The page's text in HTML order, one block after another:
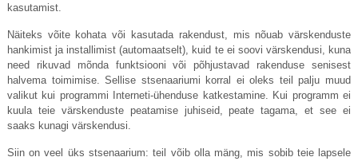
kasutamist.
Näiteks võite kohata või kasutada rakendust, mis nõuab värskenduste
hankimist ja installimist (automaatselt), kuid te ei soovi värskendusi, kuna
need rikuvad mõnda funktsiooni või põhjustavad rakenduse senisest
halvema toimimise. Sellise stsenaariumi korral ei oleks teil palju muud
valikut kui programmi Interneti-ühenduse katkestamine. Kui programm ei
kuula teie värskenduste peatamise juhiseid, peate tagama, et see ei
saaks kunagi värskendusi.
Siin on veel üks stsenaarium: teil võib olla mäng, mis sobib teie lapsele